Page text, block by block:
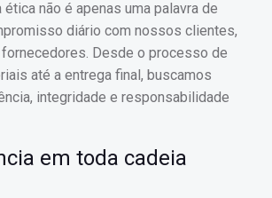
ética não é apenas uma palavra de
diário com nossos clientes,
Desde o processo de
até a entrega final, buscamos
integridade e responsabilidade
em toda cadeia